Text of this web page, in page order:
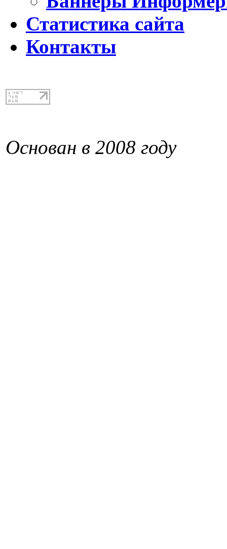
Статистика сайта
Контакты
Основан в 2008 году